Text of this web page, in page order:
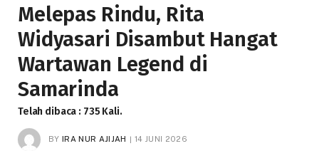
Melepas Rindu, Rita
Widyasari Disambut Hangat
Wartawan Legend di
Samarinda
Telah dibaca : 735 Kali.
BY IRA NUR AJIJAH 14 JUNI 2026